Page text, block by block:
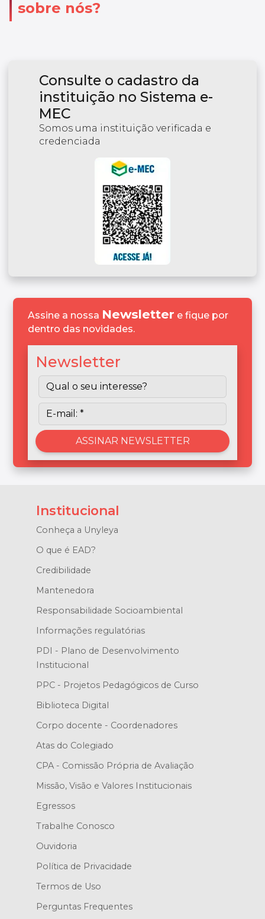
sobre nós?
Consulte o cadastro da
instituição no Sistema e-
MEC
Somos uma instituição verificada e
credenciada
Assine a nossa Newsletter e fique por
dentro das novidades.
Newsletter
Institucional
Conheça a Unyleya
O que é EAD?
Credibilidade
Mantenedora
Responsabilidade Socioambiental
Informações regulatórias
PDI - Plano de Desenvolvimento
Institucional
PPC - Projetos Pedagógicos de Curso
Biblioteca Digital
Corpo docente - Coordenadores
Atas do Colegiado
CPA - Comissão Própria de Avaliação
Missão, Visão e Valores Institucionais
Egressos
Trabalhe Conosco
Ouvidoria
Política de Privacidade
Termos de Uso
Perguntas Frequentes